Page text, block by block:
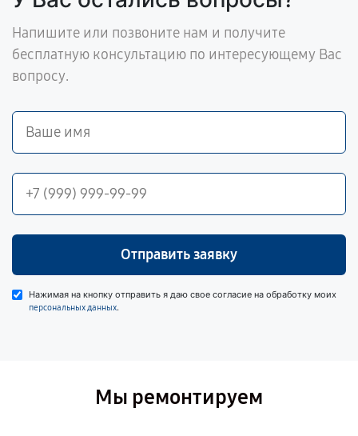
Напишите или позвоните нам и получите
бесплатную консультацию по интересующему Вас
вопросу.
Отправить заявку
Нажимая на кнопку отправить я даю свое согласие на обработку моих
персональных данных.
Мы ремонтируем